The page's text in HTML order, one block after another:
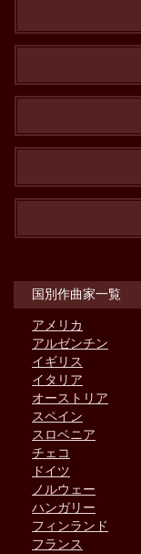
国別作曲家一覧
アメリカ
アルゼンチン
イギリス
イタリア
オーストリア
スペイン
スロベニア
チェコ
ドイツ
ノルウェー
ハンガリー
フィンランド
フランス